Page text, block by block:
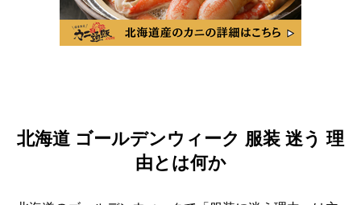
北海道 ゴールデンウィーク 服装 迷う 理
由とは何か